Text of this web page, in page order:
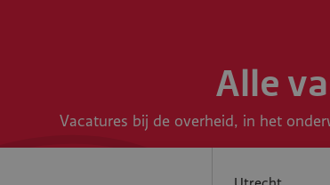
Alle
Vacatures bij de overheid, in het